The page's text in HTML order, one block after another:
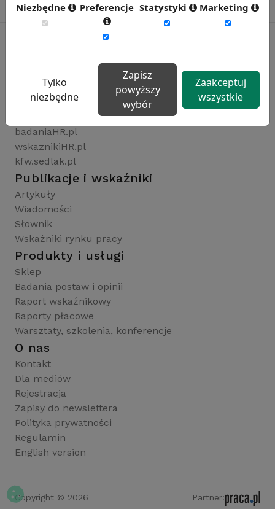
Rynekpracy.pl
sedlak.pl
wynagrodzenia.pl
raportyplacowe.pl
badaniaHR.pl
wskaznikiHR.pl
kfw.sedlak.pl
Publikacje i wskaźniki
Artykuły
Wiadomości
Słownik
Wskaźniki rynku pracy
Produkty i usługi
Sklep
Badania postaw i opinii
Raport wskaźnikowy
Raporty płacowe
Warsztaty, szkolenia, konferencje
O nas
Kontakt
Dla mediów
Rejestracja
Zapisy do newslettera
Polityka prywatności
Regulamin
English version
Copyright © 2026 Partner:
Niezbędne Preferencje Statystyki Marketing
Tylko
niezbędne
Zapisz
powyższy
wybór
Zaakceptuj
wszystkie